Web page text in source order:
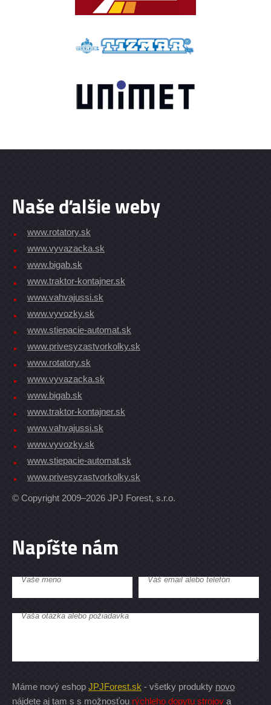
Naše ďalšie weby
www.rotatory.sk
www.vyvazacka.sk
www.bigab.sk
www.traktor-kontajner.sk
www.vahvajussi.sk
www.vyvozky.sk
www.stiepacie-automat.sk
www.privesyzastvorkolky.sk
www.rotatory.sk
www.vyvazacka.sk
www.bigab.sk
www.traktor-kontajner.sk
www.vahvajussi.sk
www.vyvozky.sk
www.stiepacie-automat.sk
www.privesyzastvorkolky.sk
© Copyright 2009–2026 JPJ Forest, s.r.o.
Napíšte nám
Vaše meno Váš email alebo telefón
Vaša otázka alebo požiadavka
Máme nový eshop JPJForest.sk - všetky produkty novo
nájdete aj tam s s možnosťou rýchleho dopytu strojov a